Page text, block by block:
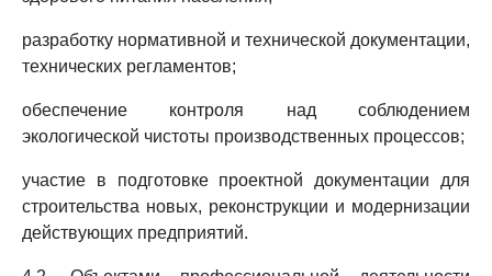
разработку нормативной и технической документации,
технических регламентов;
обеспечение контроля над соблюдением
экологической чистоты производственных процессов;
участие в подготовке проектной документации для
строительства новых, реконструкции и модернизации
действующих предприятий.